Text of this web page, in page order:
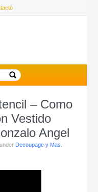
– Como
Vestido
Angel
Decoupage y Mas